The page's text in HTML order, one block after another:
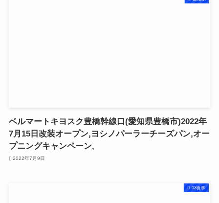
ベルマートキヨスク豊橋幹線口(愛知県豊橋市)2022年
7月15日改装オープン,ヨシノパーラーチーズパン,オー
プニングキャンペーン,
2022年7月9日
03食事